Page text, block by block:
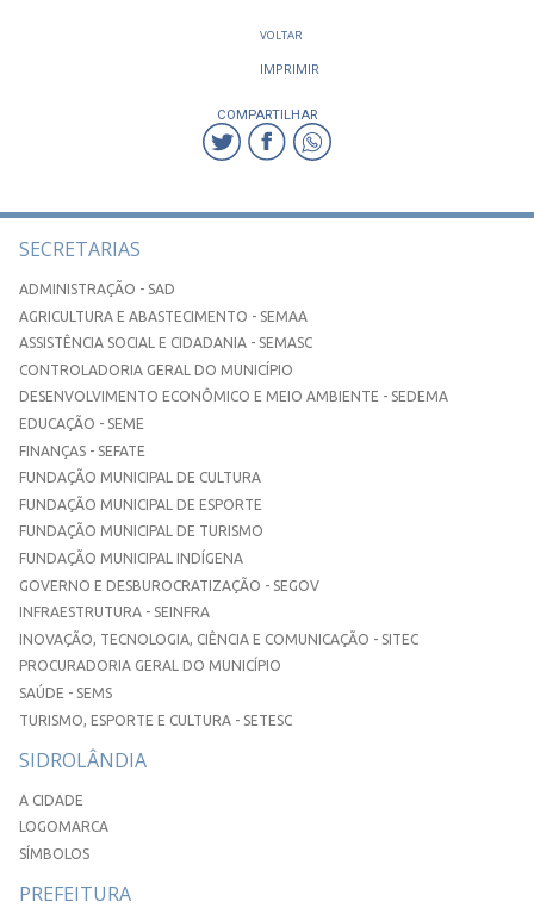
VOLTAR
IMPRIMIR
COMPARTILHAR
SECRETARIAS
ADMINISTRAÇÃO - SAD
AGRICULTURA E ABASTECIMENTO - SEMAA
ASSISTÊNCIA SOCIAL E CIDADANIA - SEMASC
CONTROLADORIA GERAL DO MUNICÍPIO
DESENVOLVIMENTO ECONÔMICO E MEIO AMBIENTE - SEDEMA
EDUCAÇÃO - SEME
FINANÇAS - SEFATE
FUNDAÇÃO MUNICIPAL DE CULTURA
FUNDAÇÃO MUNICIPAL DE ESPORTE
FUNDAÇÃO MUNICIPAL DE TURISMO
FUNDAÇÃO MUNICIPAL INDÍGENA
GOVERNO E DESBUROCRATIZAÇÃO - SEGOV
INFRAESTRUTURA - SEINFRA
INOVAÇÃO, TECNOLOGIA, CIÊNCIA E COMUNICAÇÃO - SITEC
PROCURADORIA GERAL DO MUNICÍPIO
SAÚDE - SEMS
TURISMO, ESPORTE E CULTURA - SETESC
SIDROLÂNDIA
A CIDADE
LOGOMARCA
SÍMBOLOS
PREFEITURA